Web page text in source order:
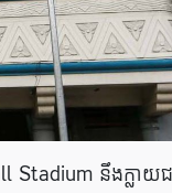
នឹងក្លាយជ